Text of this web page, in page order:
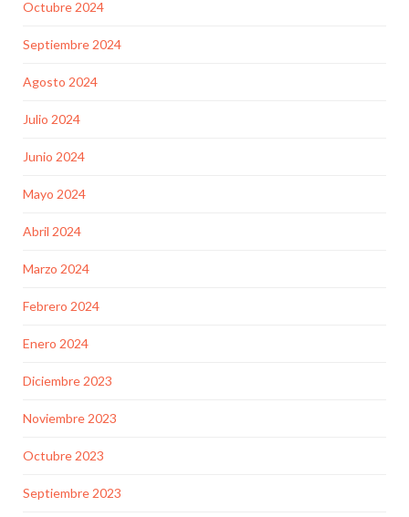
Octubre 2024
Septiembre 2024
Agosto 2024
Julio 2024
Junio 2024
Mayo 2024
Abril 2024
Marzo 2024
Febrero 2024
Enero 2024
Diciembre 2023
Noviembre 2023
Octubre 2023
Septiembre 2023